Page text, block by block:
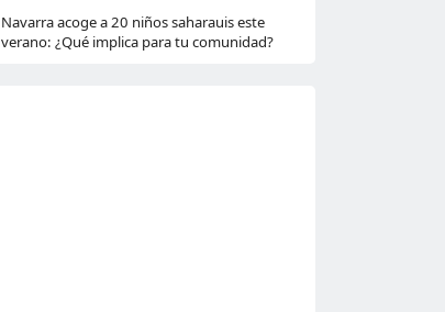
Navarra acoge a 20 niños saharauis este
verano: ¿Qué implica para tu comunidad?